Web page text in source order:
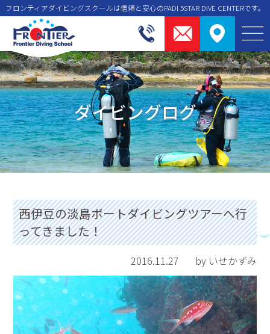
フロンティアダイビングスクールは信頼と安⼼のPADI 5STAR DIVE CENTERです。
ダイビングログ
西伊豆の淡島ボートダイビングツアーへ行
ってきました！
2016.11.27 by いせかずみ